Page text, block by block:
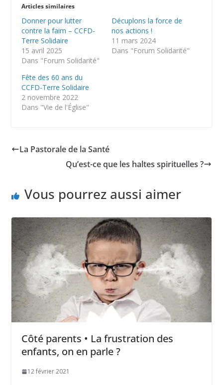
Articles similaires
Donner pour lutter
contre la faim – CCFD-
Terre Solidaire
15 avril 2025
Dans "Forum Solidarité"
Décuplons la force de
nos actions !
11 mars 2024
Dans "Forum Solidarité"
Fête des 60 ans du
CCFD-Terre Solidaire
2 novembre 2022
Dans "Vie de l'Église"
La Pastorale de la Santé
Qu’est-ce que les haltes spirituelles ?
Vous pourrez aussi aimer
Côté parents • La frustration des
enfants, on en parle ?
12 février 2021